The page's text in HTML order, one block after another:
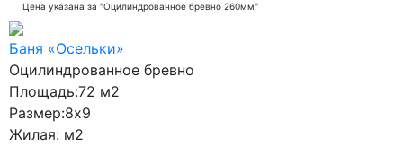
10x12
10x13
10x14
10x17
11x18
Цена указана за "Оцилиндрованное бревно 260мм"
Баня «Осельки»
Оцилиндрованное бревно
Площадь:72 м2
Размер:8x9
Жилая: м2